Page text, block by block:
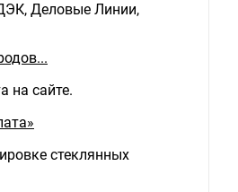
Деловые Линии,
на сайте.
стеклянных